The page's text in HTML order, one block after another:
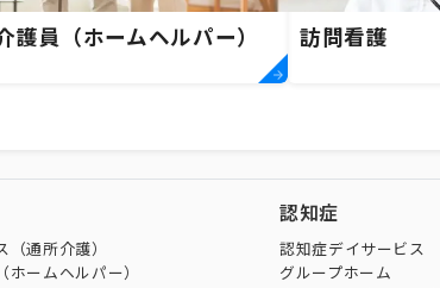
護員（ホームヘルパー） 訪問看護
（通所介護）
ホームヘルパー）
認知症
認知症デイサービス
グループホーム